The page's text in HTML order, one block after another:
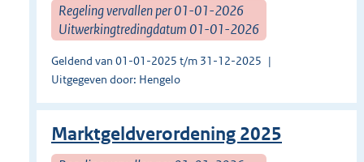
Regeling vervallen per 01-01-2026
Uitwerkingtredingdatum 01-01-2026
Geldend van 01-01-2025 t/m 31-12-2025
Uitgegeven door: Hengelo
Marktgeldverordening 2025